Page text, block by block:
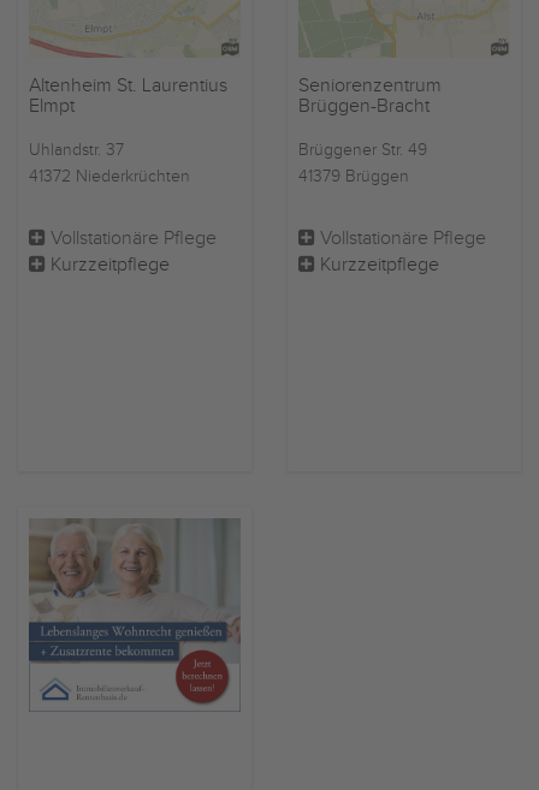
Altenheim St. Laurentius
Elmpt
Uhlandstr. 37
41372 Niederkrüchten
Vollstationäre Pflege
Kurzzeitpflege
Seniorenzentrum
Brüggen-Bracht
Brüggener Str. 49
41379 Brüggen
Vollstationäre Pflege
Kurzzeitpflege